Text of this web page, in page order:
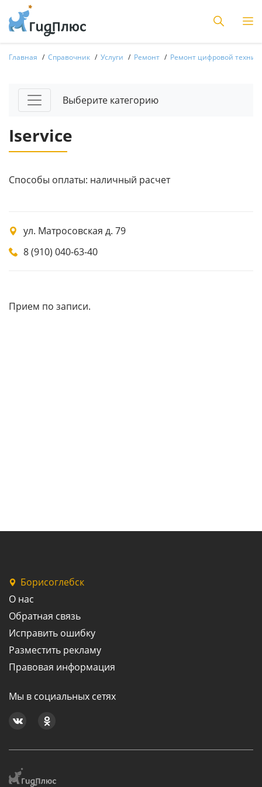
Главная Справочник Услуги Ремонт Ремонт цифровой
Выберите категорию
Iservice
Способы оплаты: наличный расчет
ул. Матросовская д. 79
8 (910) 040-63-40
Прием по записи.
Борисоглебск
О нас
Обратная связь
Исправить ошибку
Разместить рекламу
Правовая информация
Мы в социальных сетях